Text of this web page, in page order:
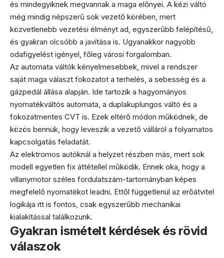
és mindegyiknek megvannak a maga előnyei. A kézi váltó
még mindig népszerű sok vezető körében, mert
közvetlenebb vezetési élményt ad, egyszerűbb felépítésű,
és gyakran olcsóbb a javítása is. Ugyanakkor nagyobb
odafigyelést igényel, főleg városi forgalomban.
Az automata váltók kényelmesebbek, mivel a rendszer
saját maga választ fokozatot a terhelés, a sebesség és a
gázpedál állása alapján. Ide tartozik a hagyományos
nyomatékváltós automata, a duplakuplungos váltó és a
fokozatmentes CVT is. Ezek eltérő módon működnek, de
közös bennük, hogy leveszik a vezető válláról a folyamatos
kapcsolgatás feladatát.
Az elektromos autóknál a helyzet részben más, mert sok
modell egyetlen fix áttétellel működik. Ennek oka, hogy a
villanymotor széles fordulatszám-tartományban képes
megfelelő nyomatékot leadni. Ettől függetlenül az erőátvitel
logikája itt is fontos, csak egyszerűbb mechanikai
kialakítással találkozunk.
Gyakran ismételt kérdések és rövid
válaszok